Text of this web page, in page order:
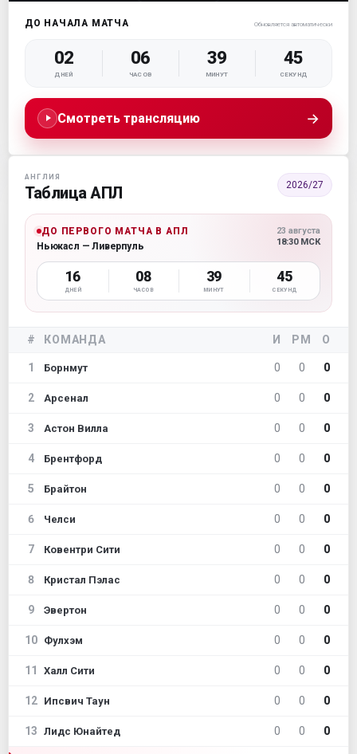
ДО НАЧАЛА МАТЧА Обновляется автоматически
02
ДНЕЙ
06
ЧАСОВ
39
МИНУТ
45
СЕКУНД
Смотреть трансляцию →
АНГЛИЯ
Таблица АПЛ 2026/27
ДО ПЕРВОГО МАТЧА В АПЛ
Ньюкасл — Ливерпуль
23 августа
18:30 МСК
16
ДНЕЙ
08
ЧАСОВ
39
МИНУТ
45
СЕКУНД
# КОМАНДА И РМ О
1 Борнмут 0 0 0
2 Арсенал 0 0 0
3 Астон Вилла 0 0 0
4 Брентфорд 0 0 0
5 Брайтон 0 0 0
6 Челси 0 0 0
7 Ковентри Сити 0 0 0
8 Кристал Пэлас 0 0 0
9 Эвертон 0 0 0
10 Фулхэм 0 0 0
11 Халл Сити 0 0 0
12 Ипсвич Таун 0 0 0
13 Лидс Юнайтед 0 0 0